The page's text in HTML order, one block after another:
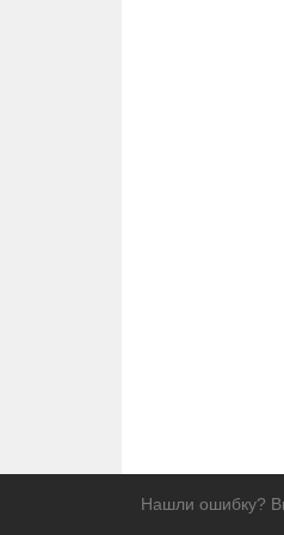
Нашли ошибку?